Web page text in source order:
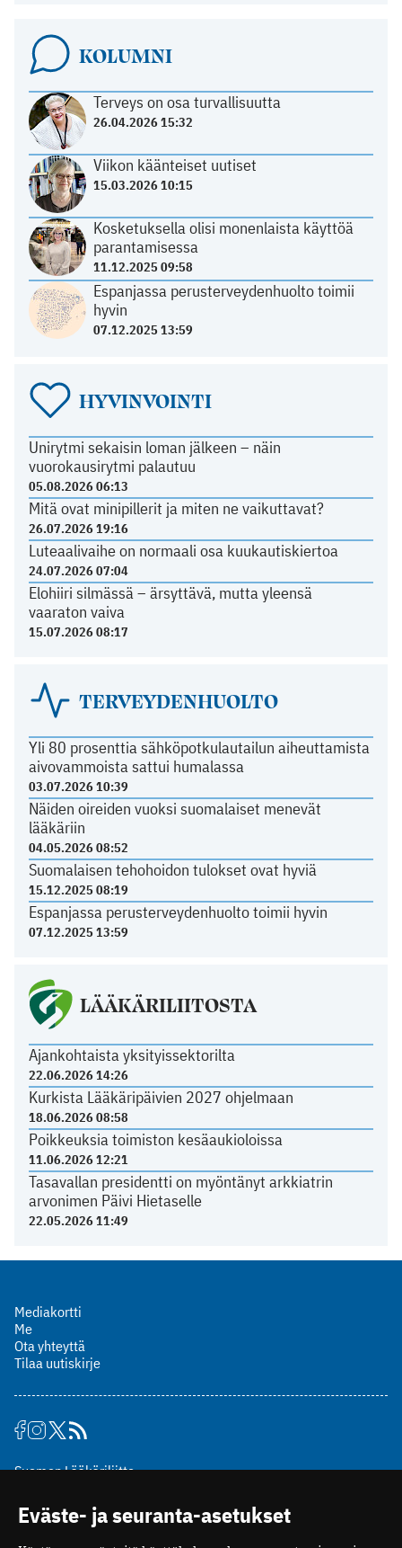
KOLUMNI
Terveys on osa turvallisuutta
26.04.2026 15:32
Viikon käänteiset uutiset
15.03.2026 10:15
Kosketuksella olisi monenlaista käyttöä
parantamisessa
11.12.2025 09:58
Espanjassa perusterveydenhuolto toimii
hyvin
07.12.2025 13:59
HYVINVOINTI
Unirytmi sekaisin loman jälkeen – näin
vuorokausirytmi palautuu
05.08.2026 06:13
Mitä ovat minipillerit ja miten ne vaikuttavat?
26.07.2026 19:16
Luteaalivaihe on normaali osa kuukautiskiertoa
24.07.2026 07:04
Elohiiri silmässä – ärsyttävä, mutta yleensä
vaaraton vaiva
15.07.2026 08:17
TERVEYDENHUOLTO
Yli 80 prosenttia sähköpotkulautailun aiheuttamista
aivovammoista sattui humalassa
03.07.2026 10:39
Näiden oireiden vuoksi suomalaiset menevät
lääkäriin
04.05.2026 08:52
Suomalaisen tehohoidon tulokset ovat hyviä
15.12.2025 08:19
Espanjassa perusterveydenhuolto toimii hyvin
07.12.2025 13:59
LÄÄKÄRILIITOSTA
Ajankohtaista yksityissektorilta
22.06.2026 14:26
Kurkista Lääkäripäivien 2027 ohjelmaan
18.06.2026 08:58
Poikkeuksia toimiston kesäaukioloissa
11.06.2026 12:21
Tasavallan presidentti on myöntänyt arkkiatrin
arvonimen Päivi Hietaselle
22.05.2026 11:49
Mediakortti
Me
Ota yhteyttä
Tilaa uutiskirje
Suomen Lääkäriliitto
00510 Helsinki
puh. (09) 393 091
Eväste- ja seuranta-asetukset